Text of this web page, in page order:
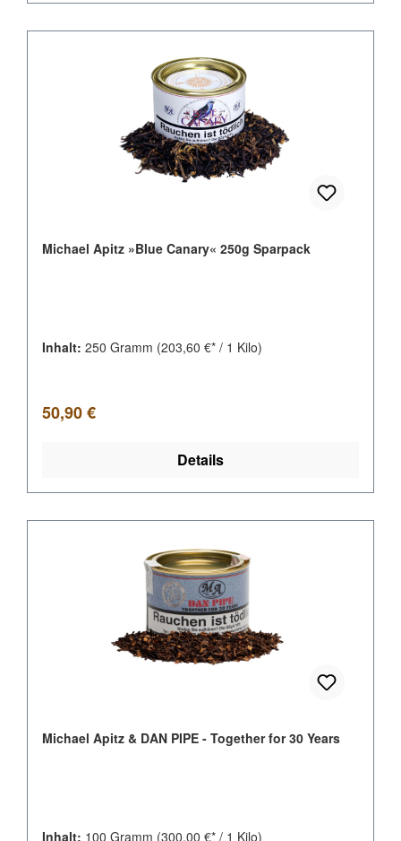
Michael Apitz »Blue Canary« 250g Sparpack
Inhalt: 250 Gramm (203,60 €* / 1 Kilo)
Regulärer Preis:
50,90 €
Details
Michael Apitz & DAN PIPE - Together for 30 Years
Inhalt: 100 Gramm (300,00 €* / 1 Kilo)